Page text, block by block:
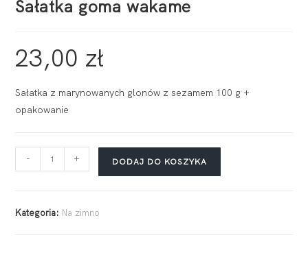
Sałatka goma wakame
23,00 zł
Sałatka z marynowanych glonów z sezamem 100 g +
opakowanie
- + DODAJ DO KOSZYKA
Kategoria: Na zimno